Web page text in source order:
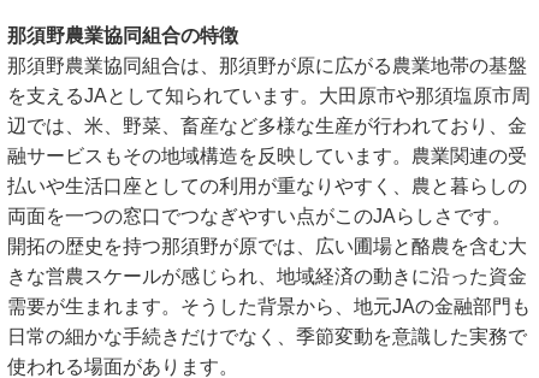
那須野農業協同組合の特徴
那須野農業協同組合は、那須野が原に広がる農業地帯の基盤
を支えるJAとして知られています。大田原市や那須塩原市周
辺では、米、野菜、畜産など多様な生産が行われており、金
融サービスもその地域構造を反映しています。農業関連の受
払いや生活口座としての利用が重なりやすく、農と暮らしの
両面を一つの窓口でつなぎやすい点がこのJAらしさです。
開拓の歴史を持つ那須野が原では、広い圃場と酪農を含む大
きな営農スケールが感じられ、地域経済の動きに沿った資金
需要が生まれます。そうした背景から、地元JAの金融部門も
日常の細かな手続きだけでなく、季節変動を意識した実務で
使われる場面があります。